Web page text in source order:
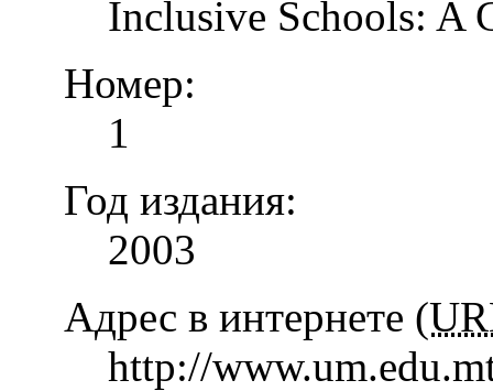
Inclusive Schools: A
Номер:
1
Год издания:
2003
Адрес в интернете (
http://